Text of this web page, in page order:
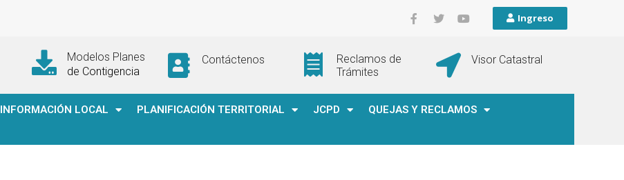
Ingreso
Modelos Planes
de Contigencia
Contáctenos
Reclamos de
Trámites
Visor Catastral
INFORMACIÓN LOCAL PLANIFICACIÓN TERRITORIAL JCPD
QUEJAS Y RECLAMOS